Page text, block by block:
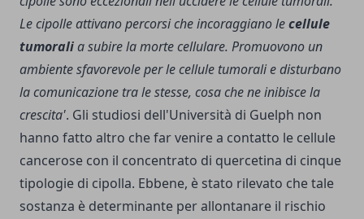
Le cipolle attivano percorsi che incoraggiano lecellule
tumoralia subire la morte cellulare. Promuovono un
ambiente sfavorevole per le cellule tumorali e disturbano
la comunicazione tra le stesse, cosa che ne inibisce la
crescita'. Gli studiosi dell'Università di Guelph non
hanno fatto altro che far venire a contatto le cellule
cancerose con il concentrato di quercetina di cinque
tipologie di cipolla. Ebbene, è stato rilevato che tale
sostanza è determinante per allontanare il rischio